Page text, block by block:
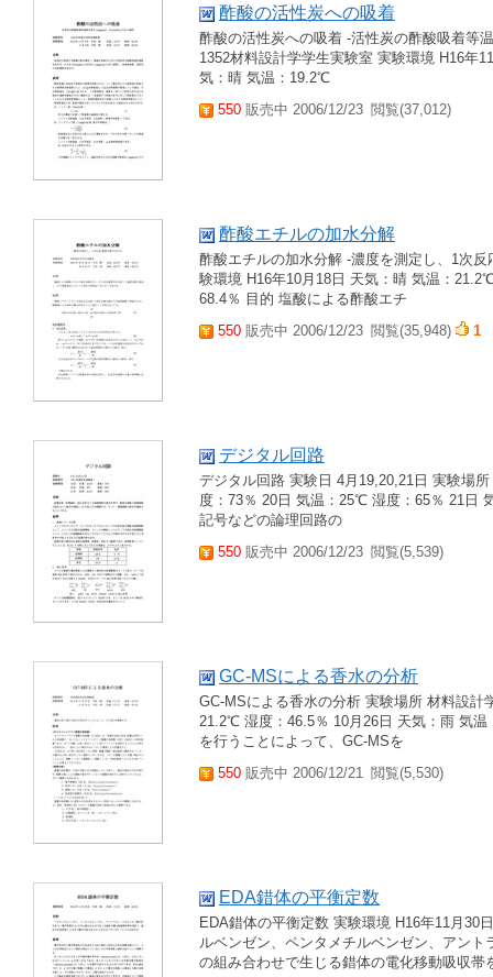
酢酸の活性炭への吸着
酢酸の活性炭への吸着 -活性炭の酢酸吸着等
1352材料設計学学生実験室 実験環境 H16年
気：晴 気温：19.2℃
550 販売中 2006/12/23 閲覧(37,012)
酢酸エチルの加水分解
酢酸エチルの加水分解 -濃度を測定し、1次
験環境 H16年10月18日 天気：晴 気温：
68.4％ 目的 塩酸による酢酸エチ
550 販売中 2006/12/23 閲覧(35,948) 1
デジタル回路
デジタル回路 実験日 4月19,20,21日 実験場
度：73％ 20日 気温：25℃ 湿度：65％ 21日
記号などの論理回路の
550 販売中 2006/12/23 閲覧(5,539)
GC-MSによる香水の分析
GC-MSによる香水の分析 実験場所 材料設
21.2℃ 湿度：46.5％ 10月26日 天気：雨 気
を行うことによって、GC-MSを
550 販売中 2006/12/21 閲覧(5,530)
EDA錯体の平衡定数
EDA錯体の平衡定数 実験環境 H16年11月
ルベンゼン、ペンタメチルベンゼン、アン
の組み合わせで生じる錯体の電化移動吸収帯